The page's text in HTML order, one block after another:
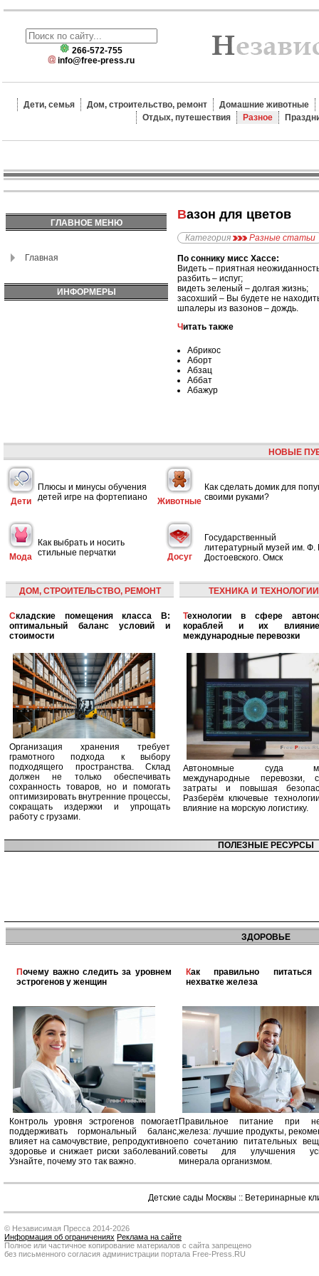
266-572-755
info@free-press.ru
Дети, семья Дом, строительство, ремонт
Домашние животные
Отдых, путешествия
Разное
ГЛАВНОЕ МЕНЮ
Главная
ИНФОРМЕРЫ
Вазон для цветов
Категория Разные статьи
По соннику мисс Хассе:
Видеть – приятная
разбить – испуг;
видеть зеленый – долгая жизнь;
засохший – Вы будете не
шпалеры из вазонов – дождь.
Читать также
Абрикос
Аборт
Абзац
Аббат
Абажур
НОВЫЕ
Дети
Плюсы и минусы обучения
детей игре на фортепиано
Животные
Как сделать домик для
своими руками?
Мода
Как выбрать и носить
стильные перчатки
Досуг
Государственный
литературный музей им. Ф.
Достоевского. Омск
ДОМ, СТРОИТЕЛЬСТВО, РЕМОНТ
Складские помещения класса B:
оптимальный баланс условий и
стоимости
Организация хранения требует
грамотного подхода к выбору
подходящего пространства. Склад
должен не только обеспечивать
сохранность товаров, но и помогать
оптимизировать внутренние процессы,
сокращать издержки и упрощать
работу с грузами.
ТЕХНИКА И ТЕХНОЛОГИИ
Технологии в сфере автономных
кораблей и их
международные перевозки
Автономные суда
международные перевозки,
затраты и повышая
Разберём ключевые
влияние на морскую логистику.
ПОЛЕЗНЫЕ РЕСУРСЫ
ЗДОРОВЬЕ
Почему важно следить за уровнем
эстрогенов у женщин
Контроль уровня эстрогенов помогает
поддерживать гормональный баланс,
влияет на самочувствие, репродуктивное
здоровье и снижает риски заболеваний.
Узнайте, почему это так важно.
Как правильно питаться при
нехватке железа
Правильное питание при
железа: лучшие продукты,
по сочетанию питательных
советы для улучшения
минерала организмом.
Детские сады Москвы :: Ветеринарные
© Независимая Пресса 2014-2026
Информация об ограничениях Реклама на сайте
Полное или частичное копирование материалов с сайта запрещено
без письменного согласия администрации портала Free-Press.RU